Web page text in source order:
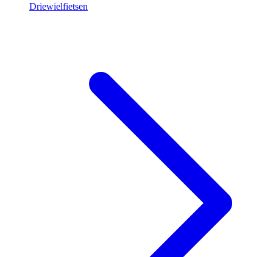
Driewielfietsen